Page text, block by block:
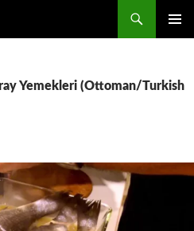
Yemekleri (Ottoman/Turkish